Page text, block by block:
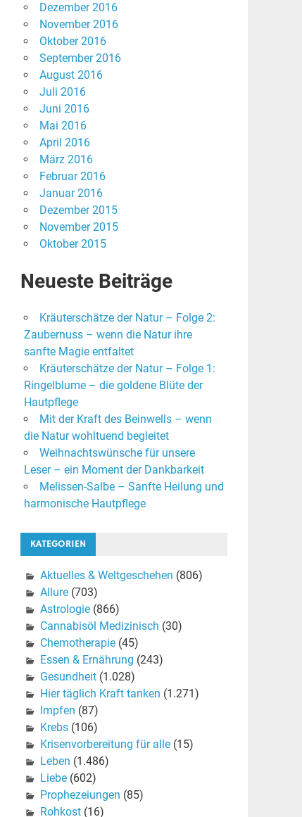
Dezember 2016
November 2016
Oktober 2016
September 2016
August 2016
Juli 2016
Juni 2016
Mai 2016
April 2016
März 2016
Februar 2016
Januar 2016
Dezember 2015
November 2015
Oktober 2015
Neueste Beiträge
Kräuterschätze der Natur – Folge 2:
Zaubernuss – wenn die Natur ihre
sanfte Magie entfaltet
Kräuterschätze der Natur – Folge 1:
Ringelblume – die goldene Blüte der
Hautpflege
Mit der Kraft des Beinwells – wenn
die Natur wohltuend begleitet
Weihnachtswünsche für unsere
Leser – ein Moment der Dankbarkeit
Melissen-Salbe – Sanfte Heilung und
harmonische Hautpflege
KATEGORIEN
Aktuelles & Weltgeschehen (806)
Allure(703)
Astrologie(866)
Cannabisöl Medizinisch (30)
Chemotherapie(45)
Essen & Ernährung (243)
Gesundheit(1.028)
Hier täglich Kraft tanken (1.271)
Impfen (87)
Krebs(106)
Krisenvorbereitung für alle(15)
Leben (1.486)
Liebe(602)
Prophezeiungen (85)
Rohkost(16)